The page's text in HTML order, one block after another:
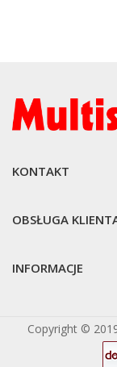
KONTAKT
OBSŁUGA
INFORMACJE
Copyright ©